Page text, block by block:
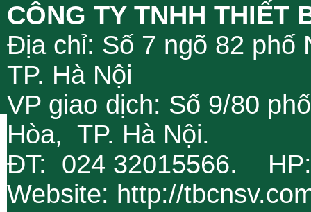
CÔNG TY TNHH THIẾT
Địa chỉ: Số 7 ngõ 82
TP. Hà Nội
VP giao dịch: Số 9/80
Hòa, TP. Hà Nội.
ĐT: 024 32015566.
Website: http://